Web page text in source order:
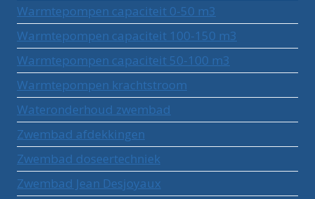
Warmtepompen capaciteit 0-50 m3
Warmtepompen capaciteit 100-150 m3
Warmtepompen capaciteit 50-100 m3
Warmtepompen krachtstroom
Wateronderhoud zwembad
Zwembad afdekkingen
Zwembad doseertechniek
Zwembad Jean Desjoyaux